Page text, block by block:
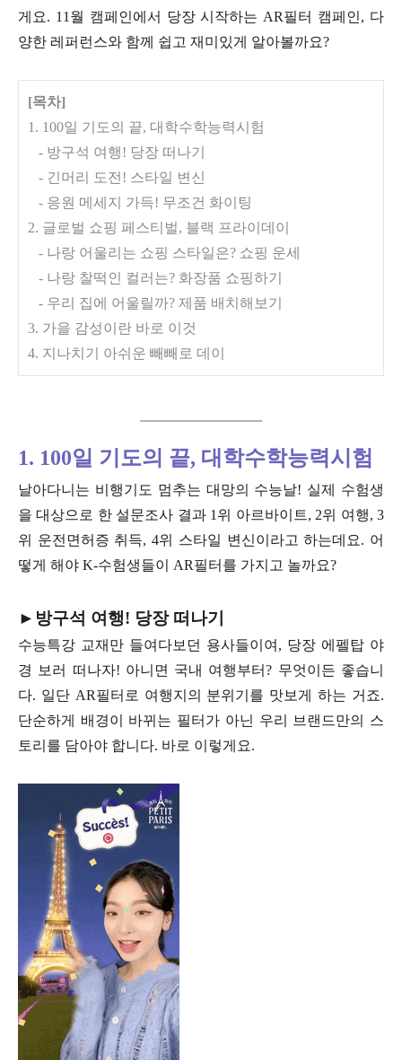
게요. 11월 캠페인에서 당장 시작하는 AR필터 캠페인, 다
양한 레퍼런스와 함께 쉽고 재미있게 알아볼까요?
[목차]
1. 100일 기도의 끝, 대학수학능력시험
- 방구석 여행! 당장 떠나기
- 긴머리 도전! 스타일 변신
- 응원 메세지 가득! 무조건 화이팅
2. 글로벌 쇼핑 페스티벌, 블랙 프라이데이
- 나랑 어울리는 쇼핑 스타일은? 쇼핑 운세
- 나랑 찰떡인 컬러는? 화장품 쇼핑하기
- 우리 집에 어울릴까? 제품 배치해보기
3. 가을 감성이란 바로 이것
4. 지나치기 아쉬운 빼빼로 데이
1. 100일 기도의 끝, 대학수학능력시험
날아다니는 비행기도 멈추는 대망의 수능날! 실제 수험생
을 대상으로 한 설문조사 결과 1위 아르바이트, 2위 여행, 3
위 운전면허증 취득, 4위 스타일 변신이라고 하는데요. 어
떻게 해야 K-수험생들이 AR필터를 가지고 놀까요?
►방구석 여행! 당장 떠나기
수능특강 교재만 들여다보던 용사들이여, 당장 에펠탑 야
경 보러 떠나자! 아니면 국내 여행부터? 무엇이든 좋습니
다. 일단 AR필터로 여행지의 분위기를 맛보게 하는 거죠.
단순하게 배경이 바뀌는 필터가 아닌 우리 브랜드만의 스
토리를 담아야 합니다. 바로 이렇게요.